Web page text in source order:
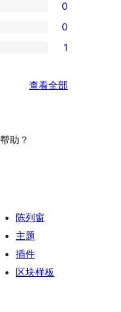
0
0
1
查看全部
助？
陈列窗
主题
插件
区块样板